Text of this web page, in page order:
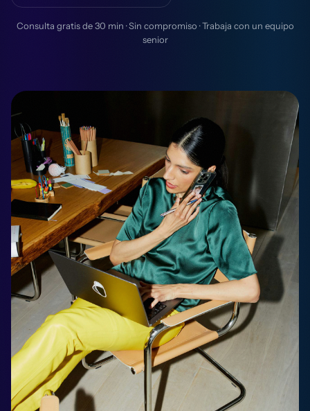
Consulta gratis de 30 min · Sin compromiso · Trabaja con un equipo
senior